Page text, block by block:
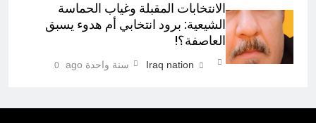
الانتخابات المقبلة وغياب الحماسة
الشيعية: برود انتخابي أم هدوء يسبق
العاصفة؟!
Iraq nation سنة واحدة ago 0